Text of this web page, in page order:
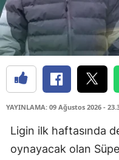
YAYINLAMA: 09 Ağustos 2026 -
Ligin ilk haftasında
oynayacak olan